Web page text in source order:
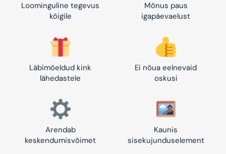
Loominguline tegevus
kõigile
Mõnus paus
igapäevaelust
Läbimõeldud kink
lähedastele
Ei nõua eelnevaid
oskusi
Arendab
keskendumisvõimet
Kaunis
sisekujunduselement